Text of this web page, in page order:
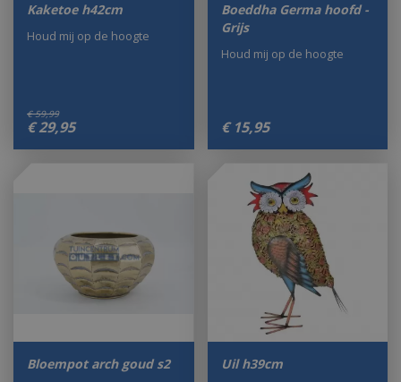
Kaketoe h42cm
€ 59,99
€29,95
Houd mij op de hoogte
Boeddha Germa hoofd -
Grijs
€ 15,95
Houd mij op de hoogte
Bloempot arch goud s2 Uil h39cm